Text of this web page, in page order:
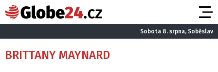
Sobota 8. srpna, Soběslav
BRITTANY MAYNARD